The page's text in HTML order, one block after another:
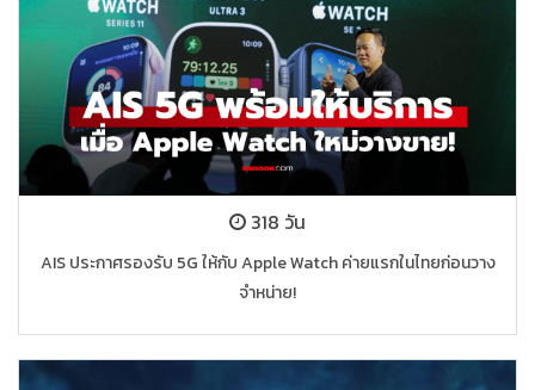
318 วัน
AIS ประกาศรองรับ 5G ให้กับ Apple Watch ค่ายแรกในไทยก่อนวาง
จำหน่าย!